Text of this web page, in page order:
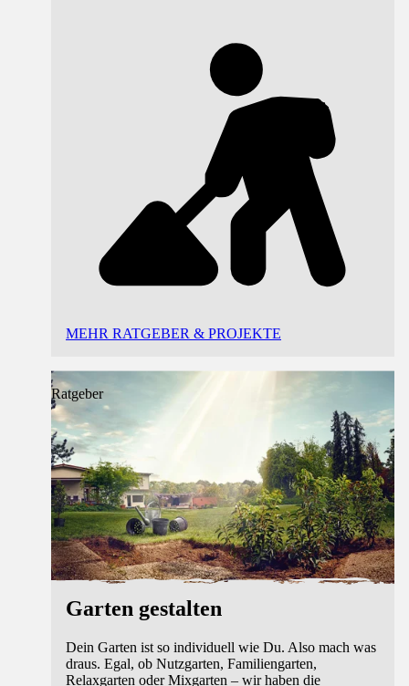
MEHR RATGEBER & PROJEKTE
Ratgeber
Garten gestalten
Dein Garten ist so individuell wie Du. Also mach was
draus. Egal, ob Nutzgarten, Familiengarten,
Relaxgarten oder Mixgarten – wir haben die